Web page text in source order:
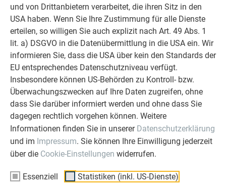
und von Drittanbietern verarbeitet, die ihren Sitz in den
USA haben. Wenn Sie Ihre Zustimmung für alle Dienste
erteilen, so willigen Sie auch explizit nach Art. 49 Abs. 1
lit. a) DSGVO in die Datenübermittlung in die USA ein. Wir
informieren Sie, dass die USA über kein den Standards der
EU entsprechendes Datenschutzniveau verfügt.
Insbesondere können US-Behörden zu Kontroll- bzw.
Überwachungszwecken auf Ihre Daten zugreifen, ohne
dass Sie darüber informiert werden und ohne dass Sie
dagegen rechtlich vorgehen können. Weitere
Informationen finden Sie in unserer Datenschutzerklärung
und im Impressum. Sie können Ihre Einwilligung jederzeit
über die Cookie-Einstellungen widerrufen.
Essenziell Statistiken (inkl. US-Dienste)
EINER NISCHE HINTERHER
Die Gegend um Kobarid bietet nicht nur rohe,
atemberaubende Natur und lokale Köstlichkeiten: Energy
Tourism nennt sich der nischenorientierte Trend, der die
Pläne rund um das Umspannwerk mitunter inspiriert hat.
Denn die Region Goriška lebt und pflegt Tourismus, sucht
aktiv nach neuen Modellen, um Schnittstellen zu ihrem
will die Sensibilität der Menschen für Energieproduktion und
Energieverbrauch unter dem Nachhaltigkeitsaspekt schärfen!
Dass dieser Ansatz Anklang findet, ist gar nicht so abwegig.
Das Fala–Laško Museum widmet sich bereits der
elektrischen Stromübertragung und zeigt so, dass sich
Besucher der Region auch für Energieversorgung